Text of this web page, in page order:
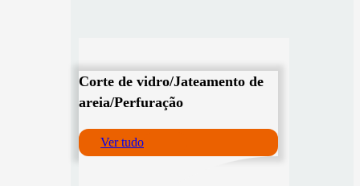
Corte de vidro/Jateamento de
areia/Perfuração
Ver tudo